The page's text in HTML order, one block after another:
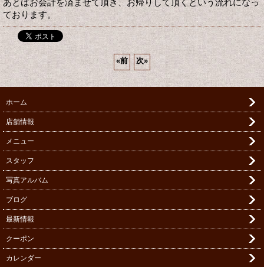
あとはお会計を済ませて頂き、お帰りして頂くという流れになっ
ております。
«前 次»
ホーム
店舗情報
メニュー
スタッフ
写真アルバム
ブログ
最新情報
クーポン
カレンダー